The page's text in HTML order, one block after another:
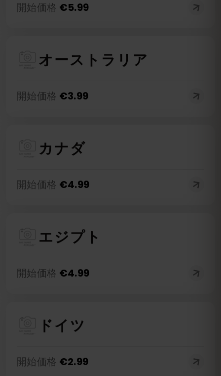
開始価格 €5.99
オーストラリア
開始価格 €3.99
カナダ
開始価格 €4.99
エジプト
開始価格 €4.99
ドイツ
開始価格 €2.99